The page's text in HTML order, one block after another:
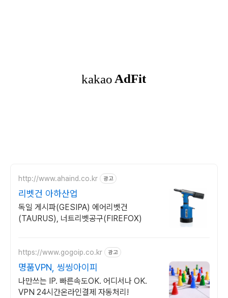
http://www.ahaind.co.kr 광고
리벳건 아하산업
독일 게시파(GESIPA) 에어리벳건
(TAURUS), 너트리벳공구(FIREFOX)
https://www.gogoip.co.kr 광고
명품VPN, 씽씽아이피
나만쓰는 IP. 빠른속도OK. 어디서나 OK.
VPN 24시간온라인결제 자동처리!